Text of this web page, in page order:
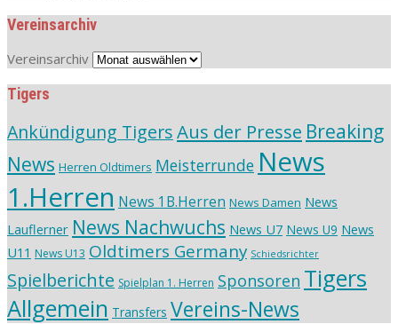
Vereinsarchiv
Vereinsarchiv
Tigers
Ankündigung TigersAus der Presse Breaking
News Herren Oldtimers Meisterrunde News
1.Herren News 1B.Herren News Damen News
Lauflerner News Nachwuchs News U7 News U9 News
U11 News U13 Oldtimers Germany Schiedsrichter
Spielberichte Spielplan 1. Herren Sponsoren Tigers
Allgemein Transfers Vereins-News